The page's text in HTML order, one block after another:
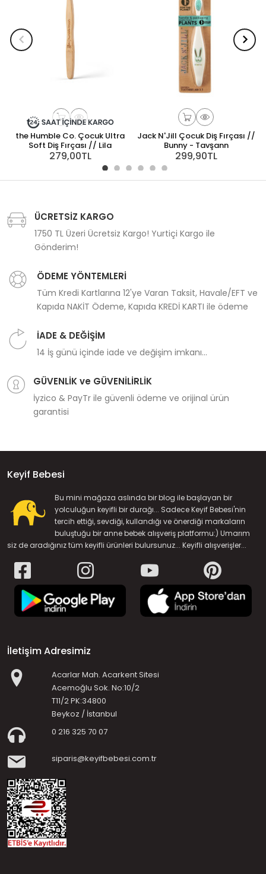
the Humble Co. Çocuk Ultra
Soft Diş Fırçası // Lila
279,00TL
Jack N'Jill Çocuk Diş Fırçası //
Bunny - Tavşann
299,90TL
ÜCRETSİZ KARGO
1750 TL Üzeri Ücretsiz Kargo! Yurtiçi Kargo ile
Gönderim!
ÖDEME YÖNTEMLERİ
Tüm Kredi Kartlarına 12'ye Varan Taksit, Havale/EFT ve
Kapıda NAKİT Ödeme, Kapıda KREDİ KARTI ile ödeme
İADE & DEĞİŞİM
14 İş günü içinde iade ve değişim imkanı...
GÜVENLİK ve GÜVENİLİRLİK
İyzico & PayTr ile güvenli ödeme ve orijinal ürün
garantisi
Keyif Bebesi
Bu mini mağaza aslında bir blog ile başlayan bir
yolculuğun keyifli bir durağı... Sadece Keyif Bebesi'nin
tercih ettiği, sevdiği, kullandığı ve önerdiği markaların
buluştuğu bir anne bebek alışveriş platformu:) Umarım
siz de aradığınız tüm keyifli ürünleri bulursunuz... Keyifli alışverişler...
İletişim Adresimiz
Acarlar Mah. Acarkent Sitesi
Acemoğlu Sok. No:10/2
T11/2 PK:34800
Beykoz / İstanbul
0 216 325 70 07
siparis@keyifbebesi.com.tr